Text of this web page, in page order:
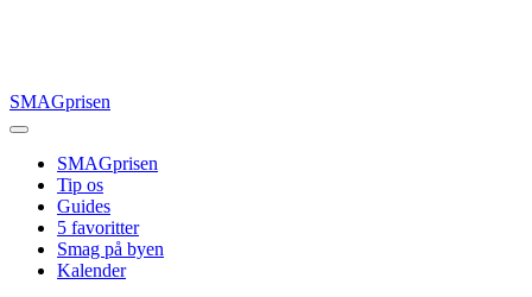
SMAGprisen
SMAGprisen
Tip os
Guides
5 favoritter
Smag på byen
Kalender